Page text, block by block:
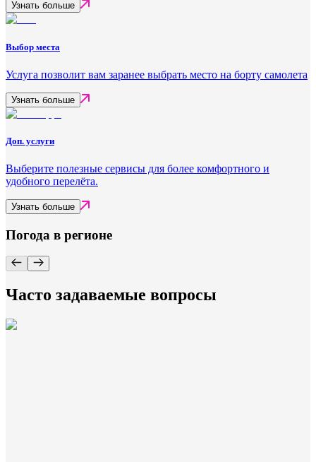
Узнать больше
Выбор места
Услуга позволит вам заранее выбрать место на борту самолета
Узнать больше
Доп. услуги
Выберите полезные сервисы для более комфортного и
удобного перелёта.
Узнать больше
Погода в регионе
Часто задаваемые вопросы